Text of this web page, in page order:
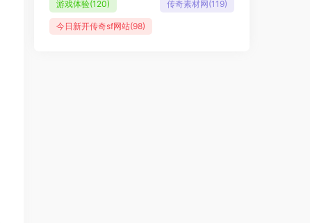
游戏体验(120) 传奇素材网(119)
今日新开传奇sf网站(98)